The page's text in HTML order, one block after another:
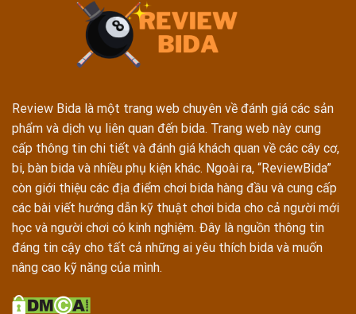
Review Bida là một trang web chuyên về đánh giá các sản
phẩm và dịch vụ liên quan đến bida. Trang web này cung
cấp thông tin chi tiết và đánh giá khách quan về các cây cơ,
bi, bàn bida và nhiều phụ kiện khác. Ngoài ra, “ReviewBida”
còn giới thiệu các địa điểm chơi bida hàng đầu và cung cấp
các bài viết hướng dẫn kỹ thuật chơi bida cho cả người mới
học và người chơi có kinh nghiệm. Đây là nguồn thông tin
đáng tin cậy cho tất cả những ai yêu thích bida và muốn
nâng cao kỹ năng của mình.